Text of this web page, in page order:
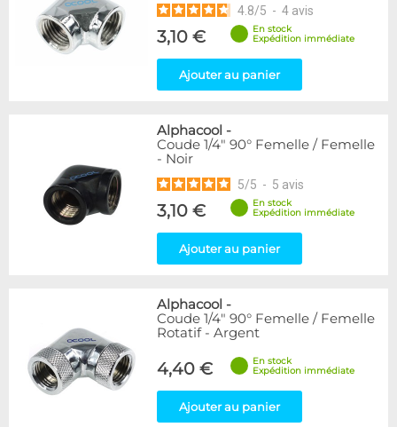
4.8/5 - 4 avis
3,10 €
En stock
Expédition immédiate
Ajouter au panier
Alphacool -
Coude 1/4" 90° Femelle / Femelle
- Noir
5/5 - 5 avis
3,10 €
En stock
Expédition immédiate
Ajouter au panier
Alphacool -
Coude 1/4" 90° Femelle / Femelle
Rotatif - Argent
4,40 €
En stock
Expédition immédiate
Ajouter au panier